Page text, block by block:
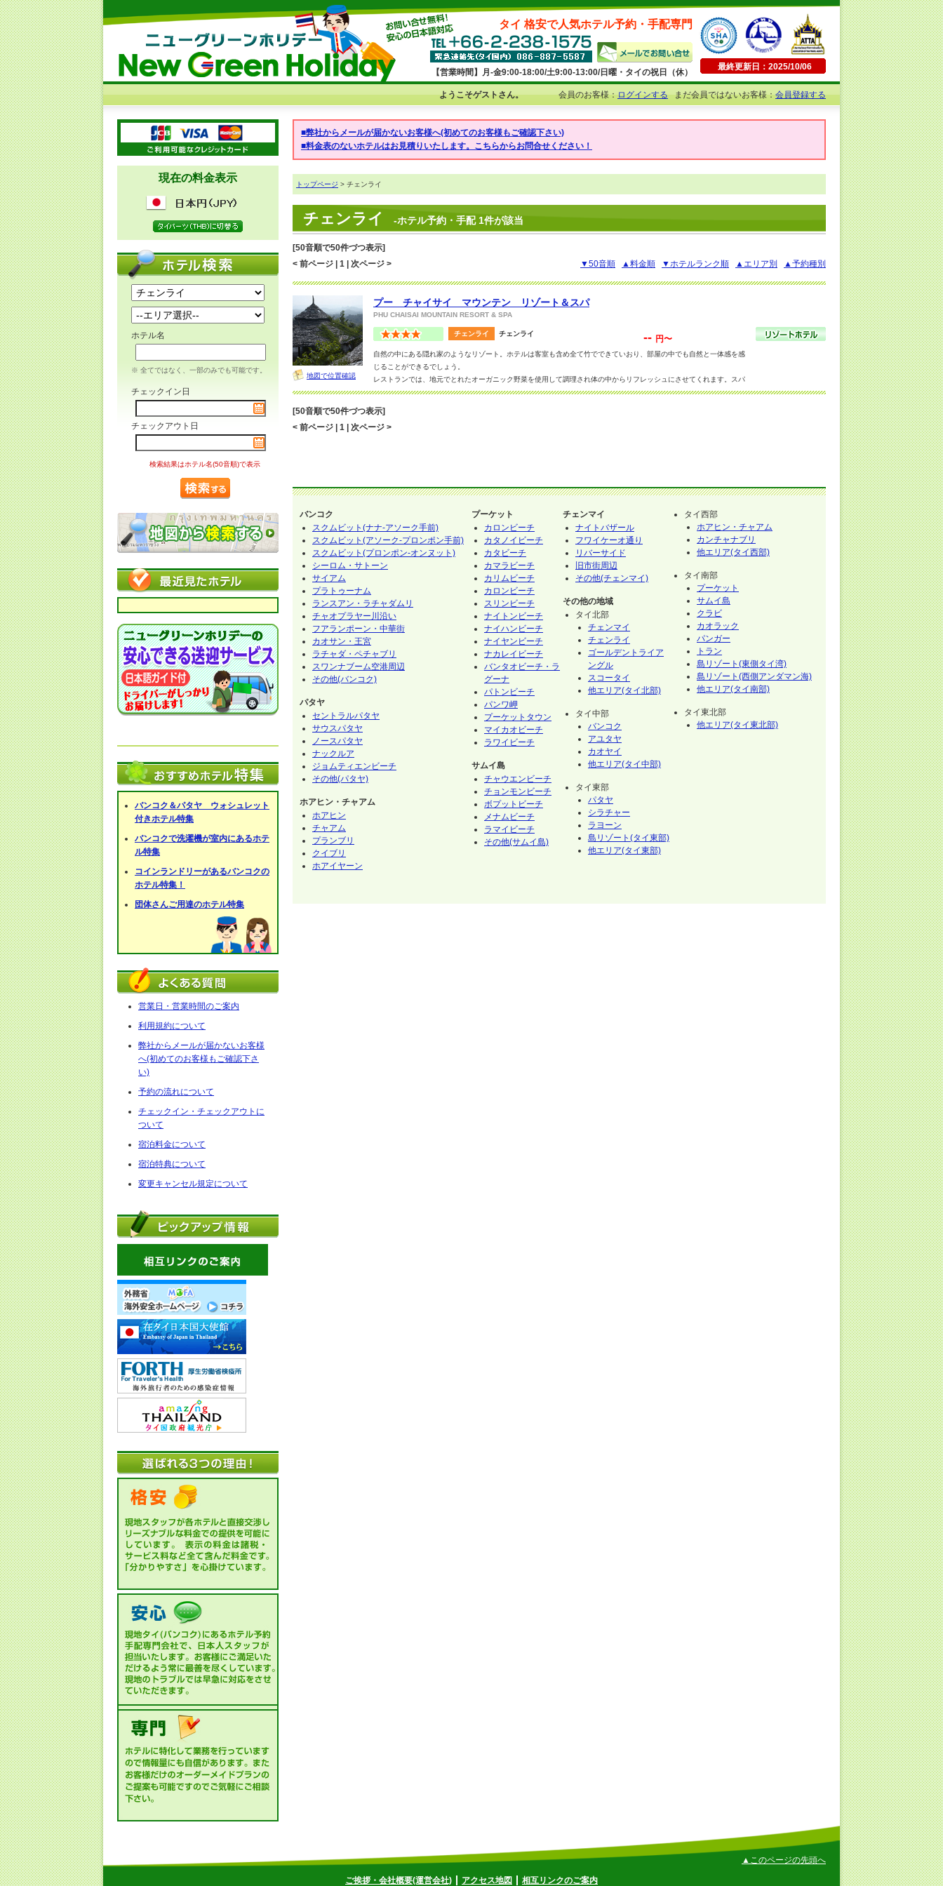
タイ 格安で人気ホテル予約・手配専門
【営業時間】月-金9:00-18:00/土9:00-13:00/日曜・タイの祝日（休）
最終更新日：2025/10/06
ようこそゲストさん。 会員のお客様：ログインするまだ会員ではないお客様：会員登録する
現在の料金表示
ホテル名
※ 全てではなく、一部のみでも可能です。
チェックイン日
チェックアウト日
検索結果はホテル名(50音順)で表示
バンコク＆パタヤ ウォシュレット
付きホテル特集
バンコクで洗濯機が室内にあるホテ
ル特集
コインランドリーがあるバンコクの
ホテル特集！
団体さんご用達のホテル特集
営業日・営業時間のご案内
利用規約について
弊社からメールが届かないお客様
へ(初めてのお客様もご確認下さ
い)
予約の流れについて
チェックイン・チェックアウトに
ついて
宿泊料金について
宿泊特典について
変更キャンセル規定について
■弊社からメールが届かないお客様へ(初めてのお客様もご確認下さい)
■料金表のないホテルはお見積りいたします。こちらからお問合せください！
トップページ > チェンライ
チェンライ -ホテル予約・手配 1件が該当
[50音順で50件づつ表示]
< 前ページ | 1 | 次ページ >
▼50音順 ▲料金順 ▼ホテルランク順 ▲エリア別 ▲予約種別
地図で位置確認
プー チャイサイ マウンテン リゾート＆スパ
PHU CHAISAI MOUNTAIN RESORT & SPA
自然の中にある隠れ家のようなリゾート。ホテルは客室も含め全て竹でできていおり、部屋の中でも自然と一体感を感
じることができるでしょう。
レストランでは、地元でとれたオーガニック野菜を使用して調理され体の中からリフレッシュにさせてくれます。スパ
も完備されており、大自然で日ごろのストレスから解放され、理ラックするにはもってこいの場所です。
チェンライ チェンライ -- 円〜
[50音順で50件づつ表示]
< 前ページ | 1 | 次ページ >
バンコク
スクムビット(ナナ-アソーク手前)
スクムビット(アソーク-プロンポン手前)
スクムビット(プロンポン-オンヌット)
シーロム・サトーン
サイアム
プラトゥーナム
ランスアン・ラチャダムリ
チャオプラヤー川沿い
フアランポーン・中華街
カオサン・王宮
ラチャダ・ペチャブリ
スワンナブーム空港周辺
その他(バンコク)
パタヤ
セントラルパタヤ
サウスパタヤ
ノースパタヤ
ナックルア
ジョムティエンビーチ
その他(パタヤ)
ホアヒン・チャアム
ホアヒン
チャアム
プランブリ
クイブリ
ホアイヤーン
プーケット
カロンビーチ
カタノイビーチ
カタビーチ
カマラビーチ
カリムビーチ
カロンビーチ
スリンビーチ
ナイトンビーチ
ナイハンビーチ
ナイヤンビーチ
ナカレイビーチ
バンタオビーチ・ラ
グーナ
パトンビーチ
パンワ岬
プーケットタウン
マイカオビーチ
ラワイビーチ
サムイ島
チャウエンビーチ
チョンモンビーチ
ボプットビーチ
メナムビーチ
ラマイビーチ
その他(サムイ島)
チェンマイ
ナイトバザール
フワイケーオ通り
リバーサイド
旧市街周辺
その他(チェンマイ)
その他の地域
タイ北部
チェンマイ
チェンライ
ゴールデントライア
ングル
スコータイ
他エリア(タイ北部)
タイ中部
バンコク
アユタヤ
カオヤイ
他エリア(タイ中部)
タイ東部
パタヤ
シラチャー
ラヨーン
島リゾート(タイ東部)
他エリア(タイ東部)
タイ西部
ホアヒン・チャアム
カンチャナブリ
他エリア(タイ西部)
タイ南部
プーケット
サムイ島
クラビ
カオラック
パンガー
トラン
島リゾート(東側タイ湾)
島リゾート(西側アンダマン海)
他エリア(タイ南部)
タイ東北部
他エリア(タイ東北部)
▲このページの先頭へ
ご挨拶・会社概要(運営会社) アクセス地図 相互リンクのご案内